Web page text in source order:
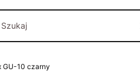
GU-10 czarny